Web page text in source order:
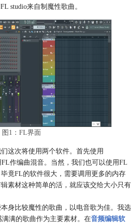
studio来自制魔性歌曲。
图1：FL界面
这次将使用两个软件。首先使用
作编曲混音。当然，我们也可以使用FL
竟FL的软件很大，需要调用更多的内存
素材这种简单的活，就应该交给大小只有
身比较魔性的歌曲，以电音歌为佳。我选
满满的歌曲作为主要素材。在音频编辑软